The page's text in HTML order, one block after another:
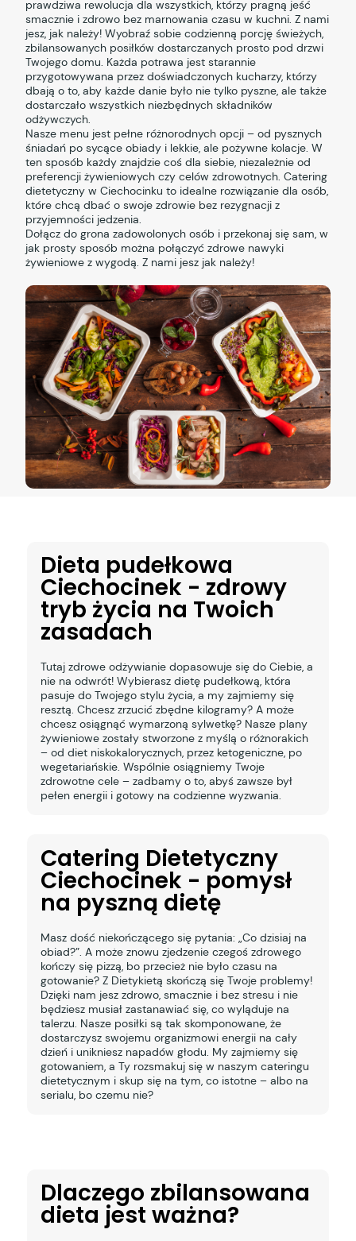
prawdziwa rewolucja dla wszystkich, którzy pragną jeść
smacznie i zdrowo bez marnowania czasu w kuchni. Z nami
jesz, jak należy! Wyobraź sobie codzienną porcję świeżych,
zbilansowanych posiłków dostarczanych prosto pod drzwi
Twojego domu. Każda potrawa jest starannie
przygotowywana przez doświadczonych kucharzy, którzy
dbają o to, aby każde danie było nie tylko pyszne, ale także
dostarczało wszystkich niezbędnych składników
odżywczych.
Nasze menu jest pełne różnorodnych opcji – od pysznych
śniadań po sycące obiady i lekkie, ale pożywne kolacje. W
ten sposób każdy znajdzie coś dla siebie, niezależnie od
preferencji żywieniowych czy celów zdrowotnych. Catering
dietetyczny w Ciechocinku to idealne rozwiązanie dla osób,
które chcą dbać o swoje zdrowie bez rezygnacji z
przyjemności jedzenia.
Dołącz do grona zadowolonych osób i przekonaj się sam, w
jak prosty sposób można połączyć zdrowe nawyki
żywieniowe z wygodą. Z nami jesz jak należy!
Dieta pudełkowa
Ciechocinek - zdrowy
tryb życia na Twoich
zasadach
Tutaj zdrowe odżywianie dopasowuje się do Ciebie, a
nie na odwrót! Wybierasz dietę pudełkową, która
pasuje do Twojego stylu życia, a my zajmiemy się
resztą. Chcesz zrzucić zbędne kilogramy? A może
chcesz osiągnąć wymarzoną sylwetkę? Nasze plany
żywieniowe zostały stworzone z myślą o różnorakich
– od diet niskokalorycznych, przez ketogeniczne, po
wegetariańskie. Wspólnie osiągniemy Twoje
zdrowotne cele – zadbamy o to, abyś zawsze był
pełen energii i gotowy na codzienne wyzwania.
Catering Dietetyczny
Ciechocinek - pomysł
na pyszną dietę
Masz dość niekończącego się pytania: „Co dzisiaj na
obiad?”. A może znowu zjedzenie czegoś zdrowego
kończy się pizzą, bo przecież nie było czasu na
gotowanie? Z Dietykietą skończą się Twoje problemy!
Dzięki nam jesz zdrowo, smacznie i bez stresu i nie
będziesz musiał zastanawiać się, co wyląduje na
talerzu. Nasze posiłki są tak skomponowane, że
dostarczysz swojemu organizmowi energii na cały
dzień i unikniesz napadów głodu. My zajmiemy się
gotowaniem, a Ty rozsmakuj się w naszym cateringu
dietetycznym i skup się na tym, co istotne – albo na
serialu, bo czemu nie?
Dlaczego zbilansowana
dieta jest ważna?